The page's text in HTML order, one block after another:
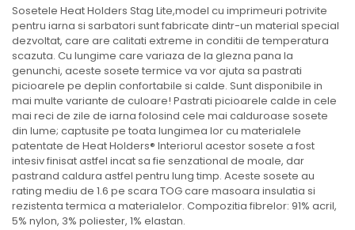
Sosetele Heat Holders Stag Lite,model cu imprimeuri potrivite
pentru iarna si sarbatori sunt fabricate dintr-un material special
dezvoltat, care are calitati extreme in conditii de temperatura
scazuta. Cu lungime care variaza de la glezna pana la
genunchi, aceste sosete termice va vor ajuta sa pastrati
picioarele pe deplin confortabile si calde. Sunt disponibile in
mai multe variante de culoare! Pastrati picioarele calde in cele
mai reci de zile de iarna folosind cele mai calduroase sosete
din lume; captusite pe toata lungimea lor cu materialele
patentate de Heat Holders® Interiorul acestor sosete a fost
intesiv finisat astfel incat sa fie senzational de moale, dar
pastrand caldura astfel pentru lung timp. Aceste sosete au
rating mediu de 1.6 pe scara TOG care masoara insulatia si
rezistenta termica a materialelor. Compozitia fibrelor: 91% acril,
5% nylon, 3% poliester, 1% elastan.